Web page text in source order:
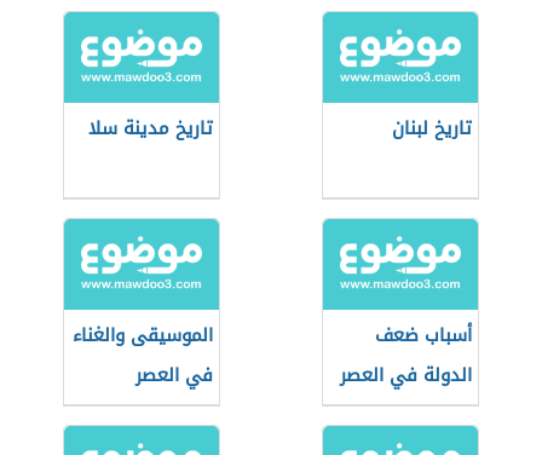
تاريخ لبنان تاريخ مدينة سلا
أسباب ضعف
الدولة في العصر
العباسي الثاني؟
الموسيقى والغناء
في العصر
العباسي الأول